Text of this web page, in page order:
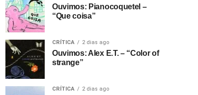
Ouvimos: Pianocoquetel –
“Que coisa”
CRÍTICA 2 dias ago
Ouvimos: Alex E.T. – “Color of
strange”
CRÍTICA 2 dias ago